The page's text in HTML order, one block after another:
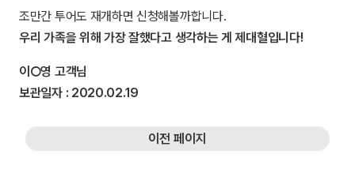
조만간 투어도 재개하면 신청해볼까합니다.
우리 가족을 위해 가장 잘했다고 생각하는 게 제대혈입니다!
이○영 고객님
보관일자 : 2020.02.19
이전 페이지